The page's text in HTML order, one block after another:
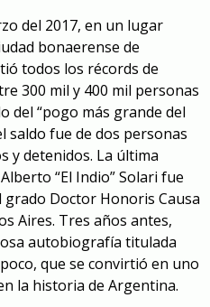
del 2017, en un lugar
bonaerense de
todos los récords de
300 mil y 400 mil personas
del “pogo más grande del
saldo fue de dos personas
y detenidos. La última
“El Indio” Solari fue
grado Doctor Honoris Causa
Aires. Tres años antes,
autobiografía titulada
que se convirtió en uno
la historia de Argentina.